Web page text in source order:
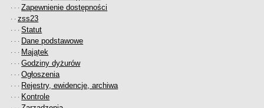
· · ·Zapewnienie dostępności
· ·zss23
· · ·Statut
· · · Dane podstawowe
· · · Majątek
· · ·Godziny dyżurów
· · ·Ogłoszenia
· · · Rejestry, ewidencje, archiwa
· · · Kontrole